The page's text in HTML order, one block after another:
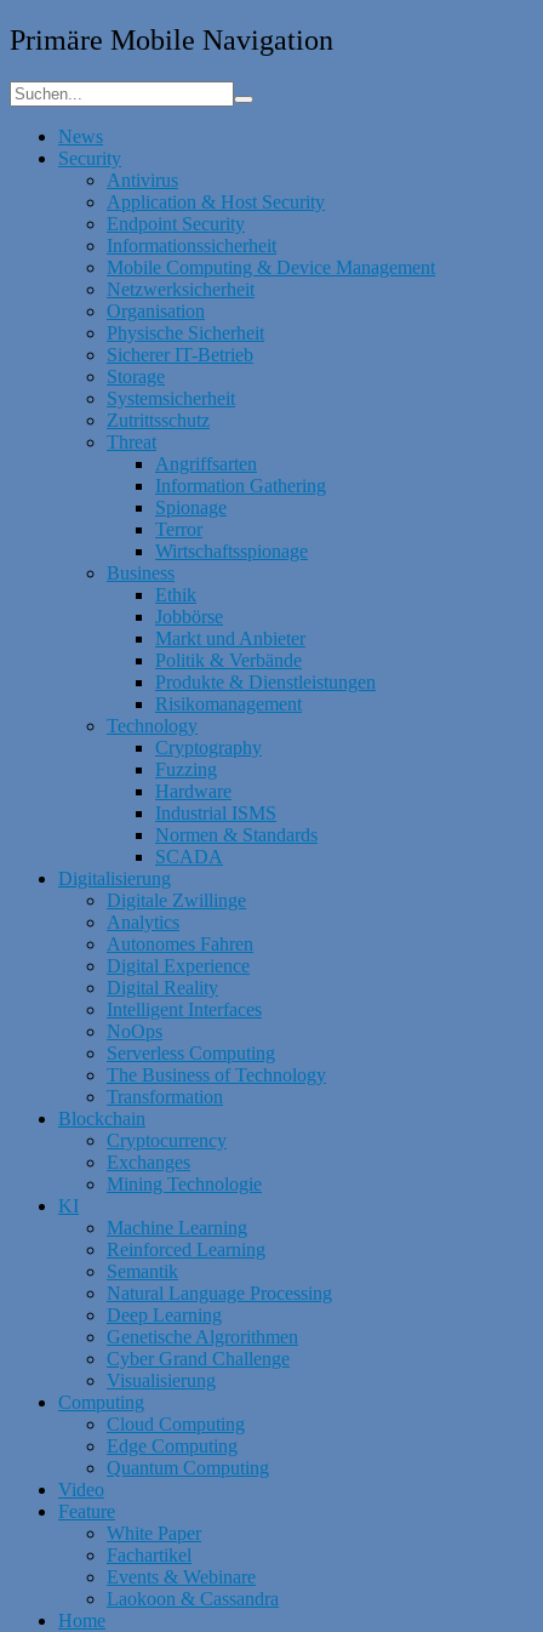
Primäre Mobile Navigation
News
Security
Antivirus
Application & Host Security
Endpoint Security
Informationssicherheit
Mobile Computing & Device Management
Netzwerksicherheit
Organisation
Physische Sicherheit
Sicherer IT-Betrieb
Storage
Systemsicherheit
Zutrittsschutz
Threat
Angriffsarten
Information Gathering
Spionage
Terror
Wirtschaftsspionage
Business
Ethik
Jobbörse
Markt und Anbieter
Politik & Verbände
Produkte & Dienstleistungen
Risikomanagement
Technology
Cryptography
Fuzzing
Hardware
Industrial ISMS
Normen & Standards
SCADA
Digitalisierung
Digitale Zwillinge
Analytics
Autonomes Fahren
Digital Experience
Digital Reality
Intelligent Interfaces
NoOps
Serverless Computing
The Business of Technology
Transformation
Blockchain
Cryptocurrency
Exchanges
Mining Technologie
KI
Machine Learning
Reinforced Learning
Semantik
Natural Language Processing
Deep Learning
Genetische Algrorithmen
Cyber Grand Challenge
Visualisierung
Computing
Cloud Computing
Edge Computing
Quantum Computing
Video
Feature
White Paper
Fachartikel
Events & Webinare
Laokoon & Cassandra
Home